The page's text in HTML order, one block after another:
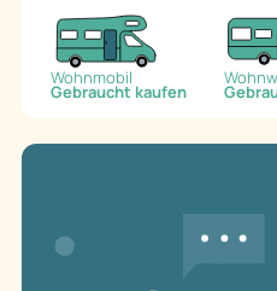
Wohnmobil
Gebraucht kaufen